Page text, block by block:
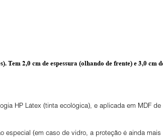
Tem 2,0 cm de espessura (olhando de frente) e 3,0 cm
HP Látex (tinta ecológica), e aplicada em MDF
especial (em caso de vidro, a proteção é ainda mais